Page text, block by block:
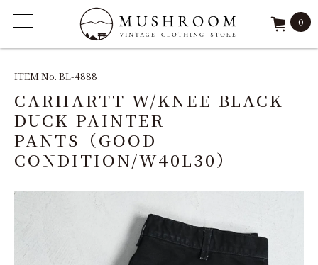
FEATURE
ARCHIVE
SOLD
0
ITEM No. BL-4888
CARHARTT W/KNEE BLACK
DUCK PAINTER
PANTS（GOOD
CONDITION/W40L30）